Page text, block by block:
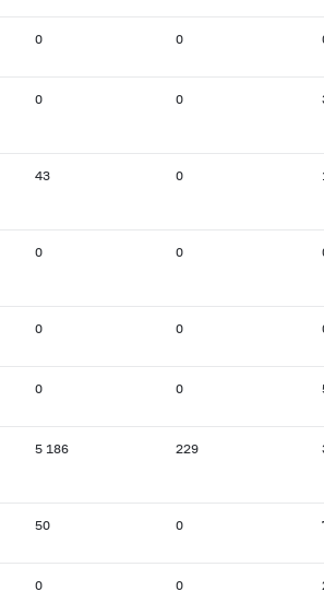
0 0
0 0
43 0
0 0
0 0
0 0
5 186 229
50 0
0 0